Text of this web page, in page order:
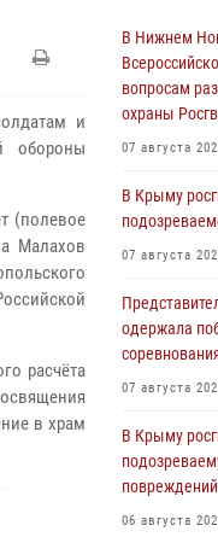
и
обороны
(полевое
Малахов
расчёта
в храм
В Нижнем
вопросам
охраны
07 августа
В Крыму
07 августа
одержала
07 августа
В Крыму
повреждений
06 августа